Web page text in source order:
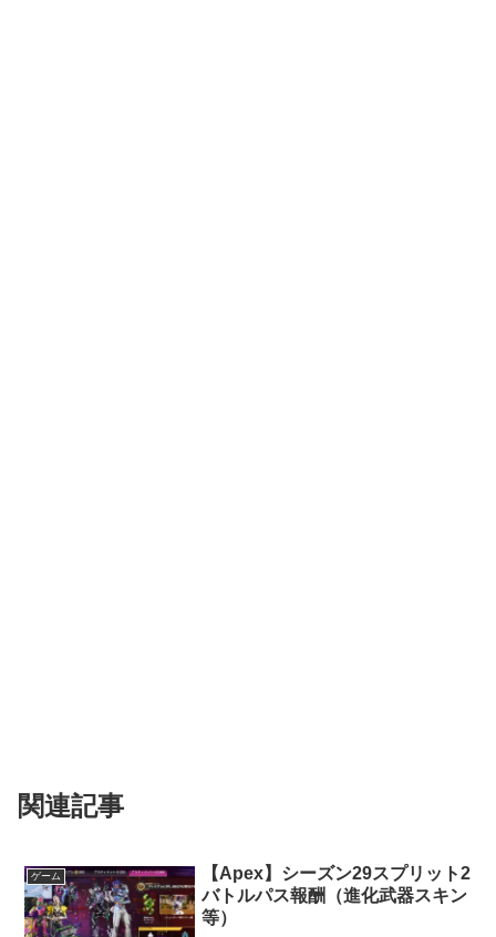
関連記事
ゲーム
【Apex】シーズン29スプリット2
バトルパス報酬（進化武器スキン
等）